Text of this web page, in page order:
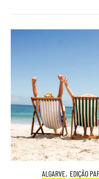
ALGARVE, EDIÇÃO